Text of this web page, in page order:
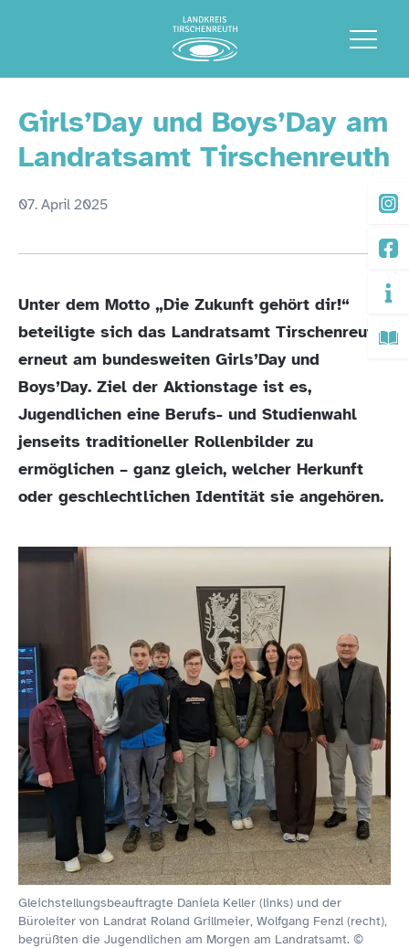
Girls’Day und Boys’Day am
Landratsamt Tirschenreuth
07. April 2025
Unter dem Motto „Die Zukunft gehört dir!“
beteiligte sich das Landratsamt Tirschenreuth
erneut am bundesweiten Girls’Day und
Boys’Day. Ziel der Aktionstage ist es,
Jugendlichen eine Berufs- und Studienwahl
jenseits traditioneller Rollenbilder zu
ermöglichen – ganz gleich, welcher Herkunft
oder geschlechtlichen Identität sie angehören.
Gleichstellungsbeauftragte Daniela Keller (links) und der
Büroleiter von Landrat Roland Grillmeier, Wolfgang Fenzl (recht),
begrüßten die Jugendlichen am Morgen am Landratsamt. ©